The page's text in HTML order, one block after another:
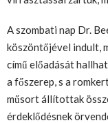
A szombati nap Dr.
köszöntőjével indult,
című előadását
a főszerep, s a
műsort állítottak
érdeklődésnek